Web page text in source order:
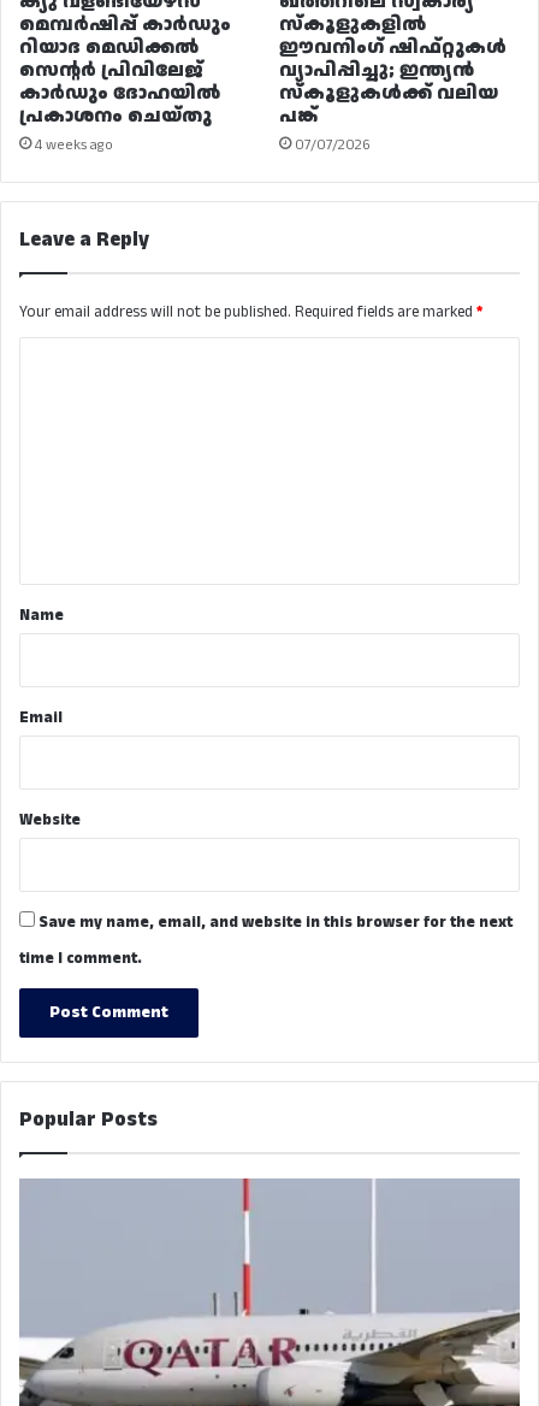
മെമ്പർഷിപ്പ് കാർഡും
റിയാദ മെഡിക്കൽ
സെന്റർ പ്രിവിലേജ്
കാർഡും ദോഹയിൽ
പ്രകാശനം ചെയ്തു
4 weeks ago
സ്കൂളുകളിൽ
ഈവനിംഗ് ഷിഫ്റ്റുകൾ
വ്യാപിപ്പിച്ചു; ഇന്ത്യൻ
സ്കൂളുകൾക്ക് വലിയ
പങ്ക്
07/07/2026
Leave a Reply
Your email address will not be published. Required fields are marked *
*Name
Email
Website
Save my name, email, and website in this browser for the next
time I comment.
Popular Posts